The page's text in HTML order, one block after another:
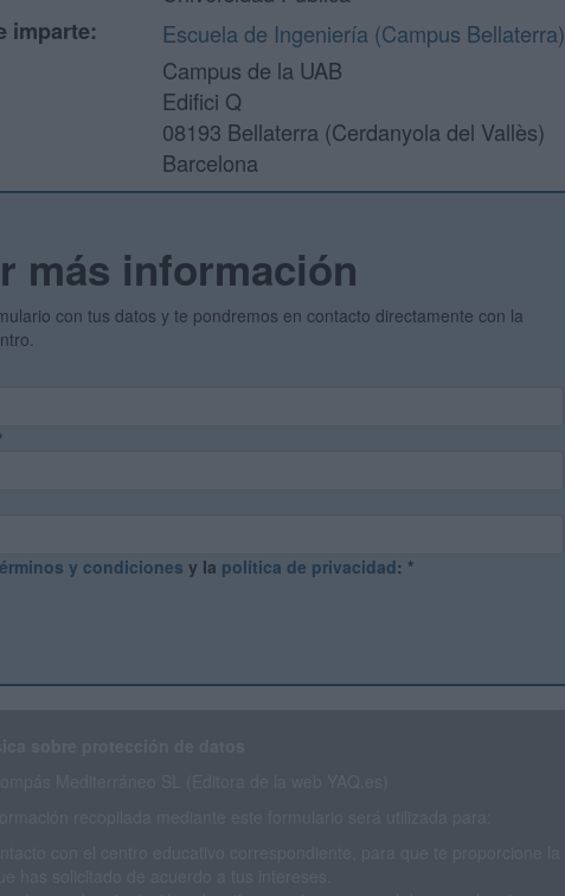
imparte:
Escuela de Ingeniería (Campus Bellaterra)
Campus de la UAB
Edifici Q
08193 Bellaterra (Cerdanyola del Vallès)
Barcelona
más información
con tus datos y te pondremos en contacto directamente con la
y condiciones y la política de privacidad: *